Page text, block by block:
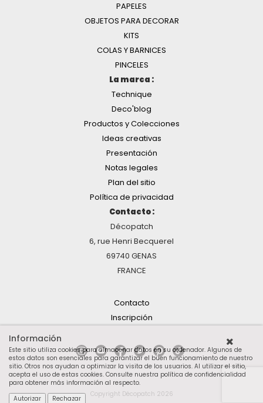
PAPELES
OBJETOS PARA DECORAR
KITS
COLAS Y BARNICES
PINCELES
La marca :
Technique
Deco'blog
Productos y Colecciones
Ideas creativas
Presentación
Notas legales
Plan del sitio
Política de privacidad
Contacto :
Décopatch
6, rue Henri Becquerel
69740 GENAS
FRANCE
Contacto
Inscripción
Copyright Décopatch 2026
Información
Este sitio utiliza cookies para almacenar datos en su ordenador. Algunos de
estos datos son esenciales para garantizar el buen funcionamiento de nuestro
sitio. Otros nos ayudan a optimizar la visita de los usuarios. Al utilizar el sitio,
acepta el uso de estas cookies. Consulte nuestra política de confidencialidad
para obtener más información al respecto.
Autorizar
Rechazar